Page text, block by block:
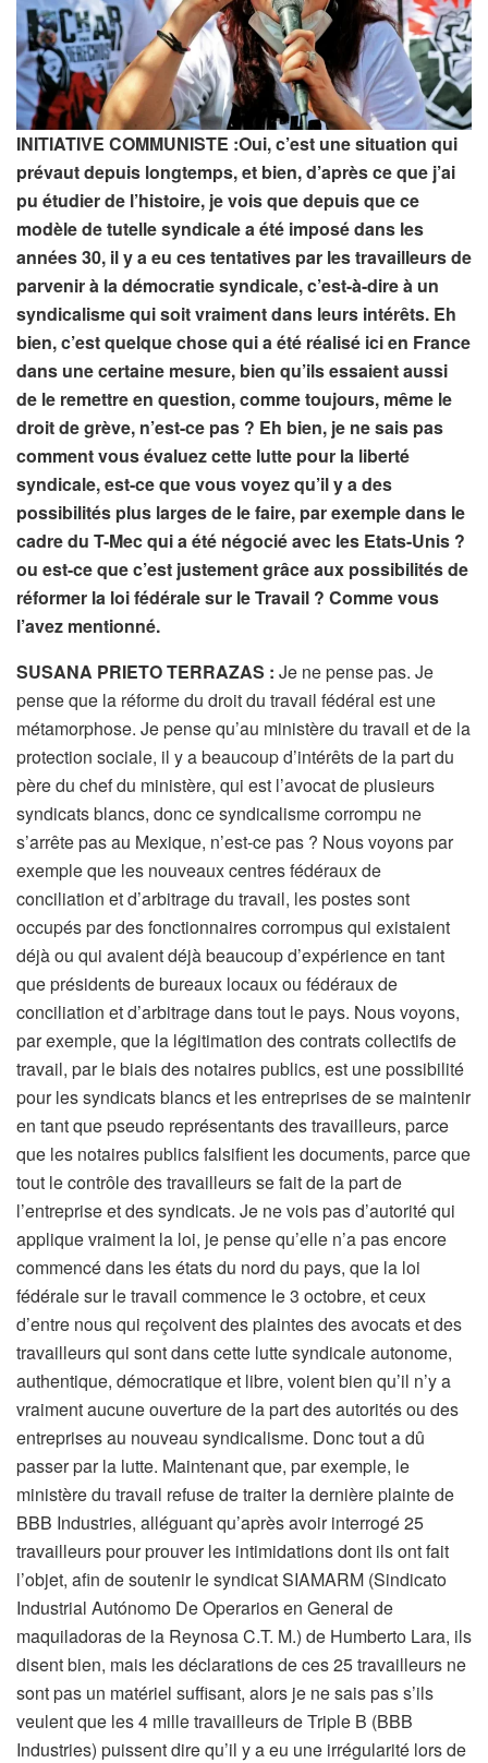
INITIATIVE COMMUNISTE :Oui, c’est une situation qui
prévaut depuis longtemps, et bien, d’après ce que j’ai
pu étudier de l’histoire, je vois que depuis que ce
modèle de tutelle syndicale a été imposé dans les
années 30, il y a eu ces tentatives par les travailleurs de
parvenir à la démocratie syndicale, c’est-à-dire à un
syndicalisme qui soit vraiment dans leurs intérêts. Eh
bien, c’est quelque chose qui a été réalisé ici en France
dans une certaine mesure, bien qu’ils essaient aussi
de le remettre en question, comme toujours, même le
droit de grève, n’est-ce pas ? Eh bien, je ne sais pas
comment vous évaluez cette lutte pour la liberté
syndicale, est-ce que vous voyez qu’il y a des
possibilités plus larges de le faire, par exemple dans le
cadre du T-Mec qui a été négocié avec les Etats-Unis ?
ou est-ce que c’est justement grâce aux possibilités de
réformer la loi fédérale sur le Travail ? Comme vous
l’avez mentionné.
SUSANA PRIETO TERRAZAS : Je ne pense pas. Je
pense que la réforme du droit du travail fédéral est une
métamorphose. Je pense qu’au ministère du travail et de la
protection sociale, il y a beaucoup d’intérêts de la part du
père du chef du ministère, qui est l’avocat de plusieurs
syndicats blancs, donc ce syndicalisme corrompu ne
s’arrête pas au Mexique, n’est-ce pas ? Nous voyons par
exemple que les nouveaux centres fédéraux de
conciliation et d’arbitrage du travail, les postes sont
occupés par des fonctionnaires corrompus qui existaient
déjà ou qui avaient déjà beaucoup d’expérience en tant
que présidents de bureaux locaux ou fédéraux de
conciliation et d’arbitrage dans tout le pays. Nous voyons,
par exemple, que la légitimation des contrats collectifs de
travail, par le biais des notaires publics, est une possibilité
pour les syndicats blancs et les entreprises de se maintenir
en tant que pseudo représentants des travailleurs, parce
que les notaires publics falsifient les documents, parce que
tout le contrôle des travailleurs se fait de la part de
l’entreprise et des syndicats. Je ne vois pas d’autorité qui
applique vraiment la loi, je pense qu’elle n’a pas encore
commencé dans les états du nord du pays, que la loi
fédérale sur le travail commence le 3 octobre, et ceux
d’entre nous qui reçoivent des plaintes des avocats et des
travailleurs qui sont dans cette lutte syndicale autonome,
authentique, démocratique et libre, voient bien qu’il n’y a
vraiment aucune ouverture de la part des autorités ou des
entreprises au nouveau syndicalisme. Donc tout a dû
passer par la lutte. Maintenant que, par exemple, le
ministère du travail refuse de traiter la dernière plainte de
BBB Industries, alléguant qu’après avoir interrogé 25
travailleurs pour prouver les intimidations dont ils ont fait
l’objet, afin de soutenir le syndicat SIAMARM (Sindicato
Industrial Autónomo De Operarios en General de
maquiladoras de la Reynosa C.T. M.) de Humberto Lara, ils
disent bien, mais les déclarations de ces 25 travailleurs ne
sont pas un matériel suffisant, alors je ne sais pas s’ils
veulent que les 4 mille travailleurs de Triple B (BBB
Industries) puissent dire qu’il y a eu une irrégularité lors de